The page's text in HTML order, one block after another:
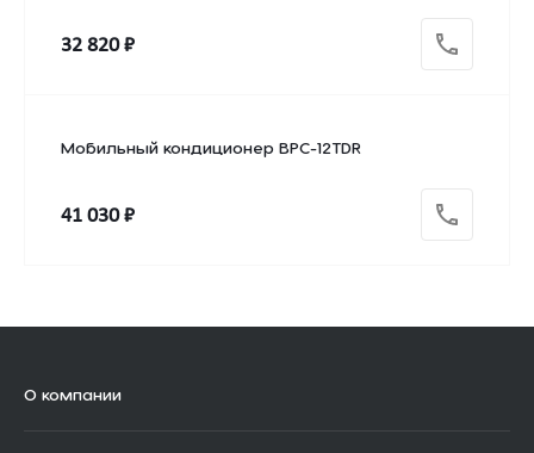
32 820 ₽
Мобильный кондиционер BPC-12TDR
41 030 ₽
О компании